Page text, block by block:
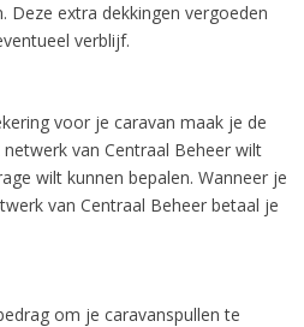
Deze extra dekkingen vergoeden
verblijf.
voor je caravan maak je de
van Centraal Beheer wilt
wilt kunnen bepalen. Wanneer je
van Centraal Beheer betaal je
om je caravanspullen te